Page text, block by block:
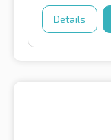
Details